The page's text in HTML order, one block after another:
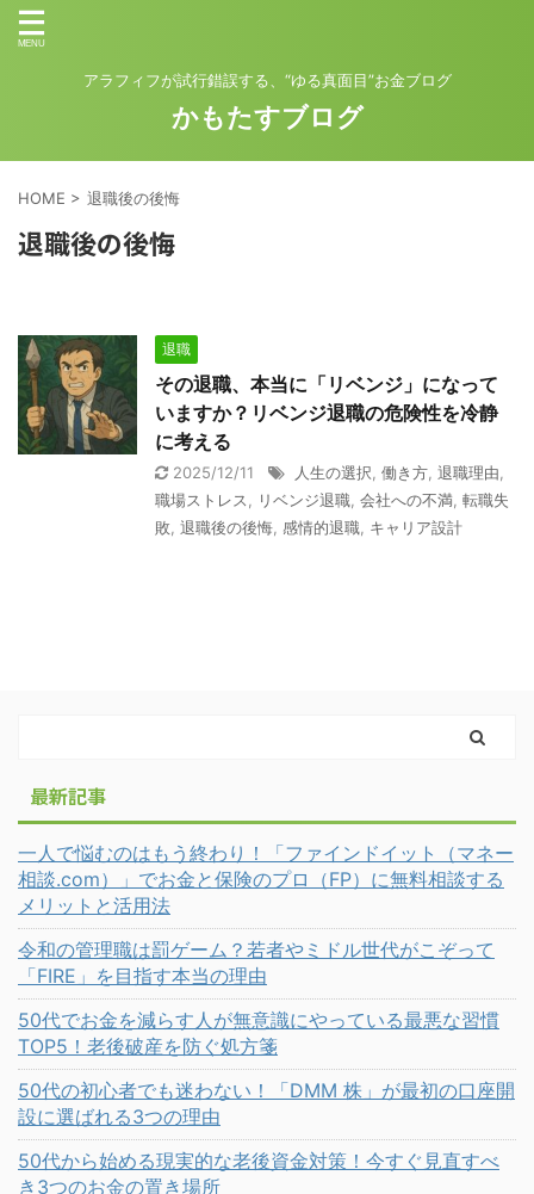
アラフィフが試行錯誤する、“ゆる真面目”お金ブログ
かもたすブログ
HOME > 退職後の後悔
退職後の後悔
退職
その退職、本当に「リベンジ」になって
いますか？リベンジ退職の危険性を冷静
に考える
2025/12/11 人生の選択 働き方 退職理由
職場ストレス
リベンジ退職 会社への不満 転職失
敗 退職後の後悔 感情的退職 キャリア設計
最新記事
一人で悩むのはもう終わり！「ファインドイット（マネー
相談.com）」でお金と保険のプロ（FP）に無料相談する
メリットと活用法
令和の管理職は罰ゲーム？若者やミドル世代がこぞって
「FIRE」を目指す本当の理由
50代でお金を減らす人が無意識にやっている最悪な習慣
TOP5！老後破産を防ぐ処方箋
50代の初心者でも迷わない！「DMM 株」が最初の口座開
設に選ばれる3つの理由
50代から始める現実的な老後資金対策！今すぐ見直すべ
き3つのお金の置き場所